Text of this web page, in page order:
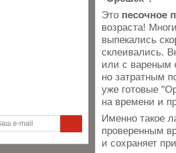
Это песочное
возраста!
выпекались
склеивались.
или с вареным
но затратным
уже готовые
на времени и
Именно такое
проверенным
и сохраняет